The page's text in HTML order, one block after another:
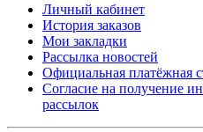
Личный кабинет
История заказов
Мои закладки
Рассылка новостей
Официальная платёжная
Согласие на получение
рассылок